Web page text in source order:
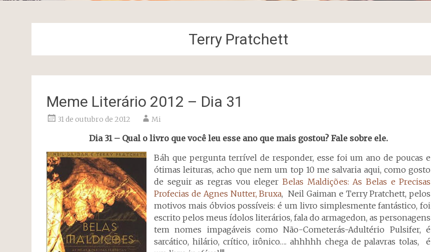
Terry Pratchett
Meme Literário 2012 – Dia 31
31 de outubro de 2012 Mi
Dia 31 – Qual o livro que você leu esse ano que mais gostou? Fale sobre ele.
Báh que pergunta terrível de responder, esse foi um ano de poucas e
ótimas leituras, acho que nem um top 10 me salvaria aqui, como gosto
de seguir as regras vou eleger Belas Maldições: As Belas e Precisas
Profecias de Agnes Nutter, Bruxa, Neil Gaiman e Terry Pratchett, pelos
motivos mais óbvios possíveis: é um livro simplesmente fantástico, foi
escrito pelos meus ídolos literários, fala do armagedon, as personagens
tem nomes impagáveis como Não-Cometerás-Adultério Pulsifer, é
sarcático, hilário, crítico, irônico…. ahhhhh chega de palavras tolas, é